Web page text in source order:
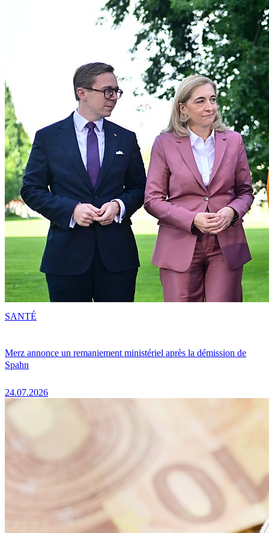
Merz annonce un remaniement ministériel après la démission de
Spahn
24.07.2026
SANTÉ